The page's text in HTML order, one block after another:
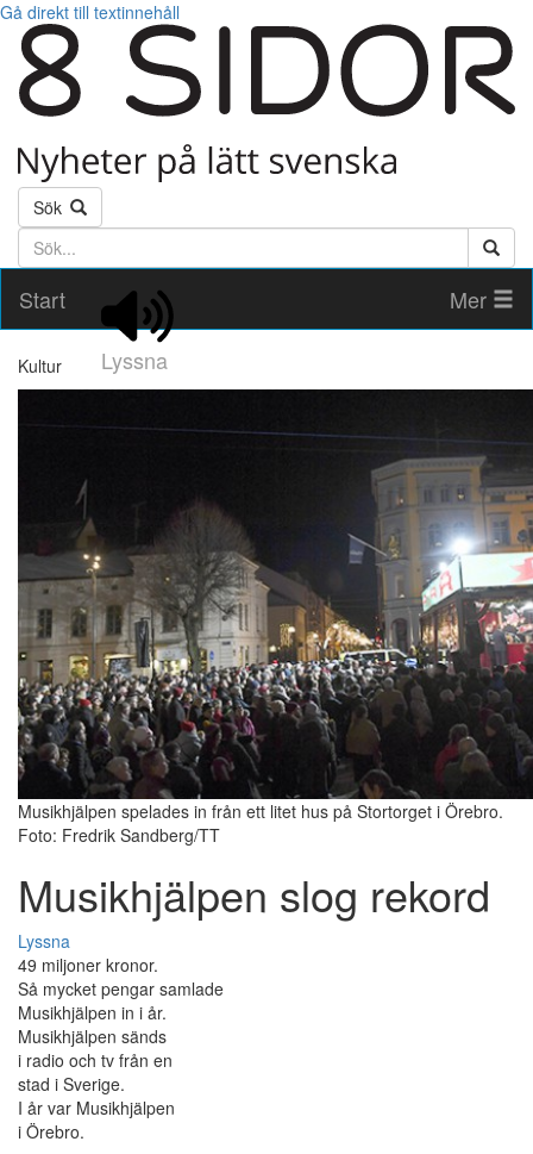
Gå direkt till textinnehåll
Sök
Söktext
Start
Lyssna
Mer
Kultur
Musikhjälpen spelades in från ett litet hus på Stortorget i Örebro.
Foto: Fredrik Sandberg/TT
Musikhjälpen slog rekord
Lyssna
49 miljoner kronor.
Så mycket pengar samlade
Musikhjälpen in i år.
Musikhjälpen sänds
i radio och tv från en
stad i Sverige.
I år var Musikhjälpen
i Örebro.